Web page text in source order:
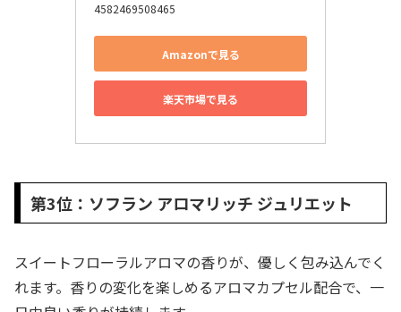
4582469508465
Amazonで見る
楽天市場で見る
第3位：ソフラン アロマリッチ ジュリエット
スイートフローラルアロマの香りが、優しく包み込んでく
れます。香りの変化を楽しめるアロマカプセル配合で、一